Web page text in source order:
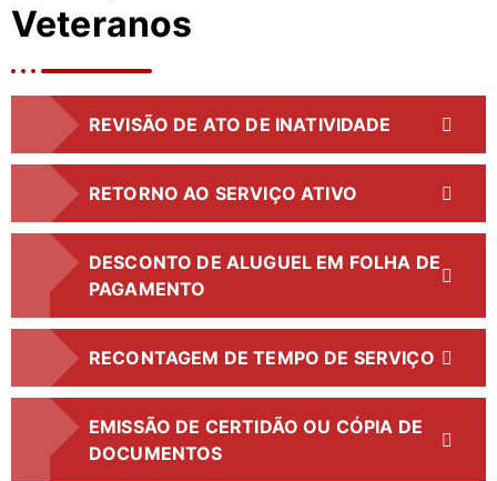
Veteranos
REVISÃO DE ATO DE INATIVIDADE
RETORNO AO SERVIÇO ATIVO
DESCONTO DE ALUGUEL EM FOLHA DE
PAGAMENTO
RECONTAGEM DE TEMPO DE SERVIÇO
EMISSÃO DE CERTIDÃO OU CÓPIA DE
DOCUMENTOS